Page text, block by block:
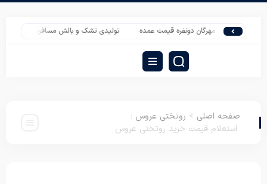
لاله مهرگان دونفره قیمت عمده تولیدی تشک و بالش مسافرتی قیمت مناسب
صفحه اصلی > روتختی عروس :
استعلام قیمت خرید روتختی عروس